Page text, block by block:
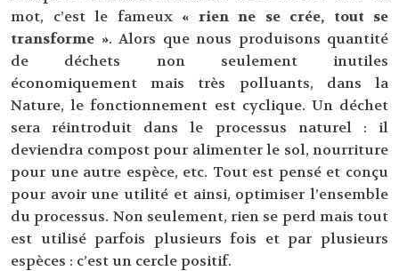
mot, c’est le fameux « rien ne se crée, tout se
transforme ». Alors que nous produisons quantité
de déchets non seulement inutiles
économiquement mais très polluants, dans la
Nature, le fonctionnement est cyclique. Un déchet
sera réintroduit dans le processus naturel : il
deviendra compost pour alimenter le sol, nourriture
pour une autre espèce, etc. Tout est pensé et conçu
pour avoir une utilité et ainsi, optimiser l’ensemble
du processus. Non seulement, rien se perd mais tout
est utilisé parfois plusieurs fois et par plusieurs
espèces : c’est un cercle positif.